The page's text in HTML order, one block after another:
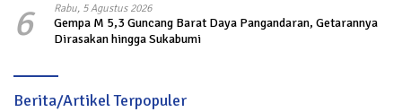
6 Rabu, 5 Agustus 2026
Gempa M 5,3 Guncang Barat Daya Pangandaran, Getarannya
Dirasakan hingga Sukabumi
Berita/Artikel Terpopuler